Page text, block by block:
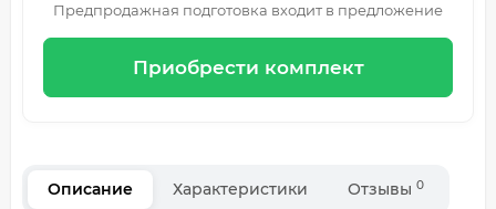
Предпродажная подготовка входит в предложение
Приобрести комплект
Описание Характеристики Отзывы 0